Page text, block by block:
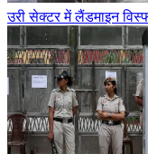
उरी सेक्टर में लैंडमाइन